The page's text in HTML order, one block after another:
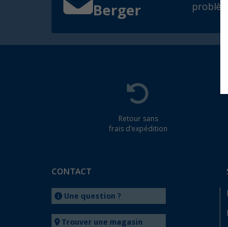
Berger
Retour sans
frais d'expédition
CONTACT
Une question ?
Trouver une magasin